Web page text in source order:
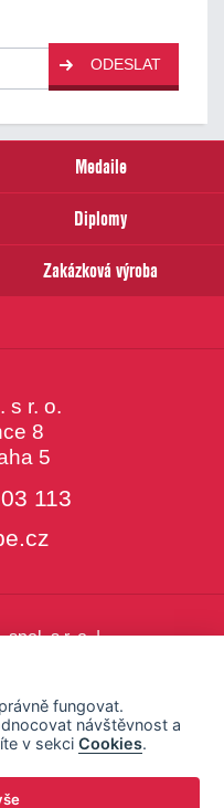
ODESLAT
Medaile
Diplomy
Zakázková výroba
s r. o.
8
5
113
s r. o. |
fungovat.
návštěvnost a
v sekciCookies.